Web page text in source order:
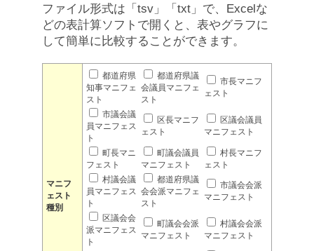
ファイル形式は「tsv」「txt」で、Excelな
どの表計算ソフトで開くと、表やグラフに
して簡単に比較することができます。
マニフ
ェスト
種別
都道府県
知事マニフェ
スト
都道府県議
会議員マニフェ
スト
市長マニフ
ェスト
市議会議
員マニフェス
ト
区長マニフ
ェスト
区議会議員
マニフェスト
町長マニ
フェスト
町議会議員
マニフェスト
村長マニフ
ェスト
村議会議
員マニフェス
ト
都道府県議
会会派マニフェ
スト
市議会会派
マニフェスト
区議会会
派マニフェス
ト
町議会会派
マニフェスト
村議会会派
マニフェスト